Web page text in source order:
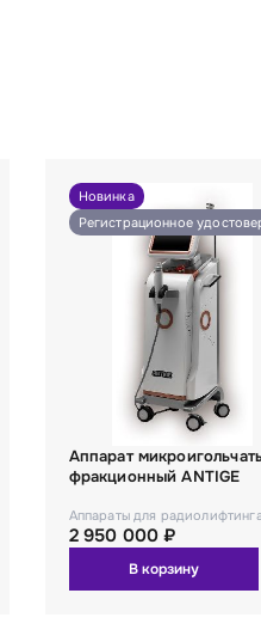
Новинка
Регистрационное
Аппарат
фракционный ANTIGE
Аппараты для
2 950 000 ₽
В корзину